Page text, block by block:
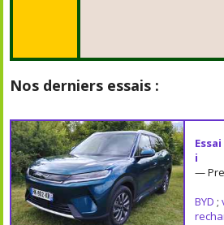
Nos derniers essais :
i
—
BYD ;